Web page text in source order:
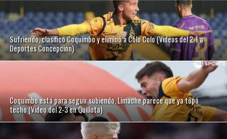
Sufriendo, clasificó Coquimbo y eliminó a Colo Colo (Videos del 2-1 a
Deportes Concepcion)
Coquimbo está para seguir subiendo, Limache parece que ya topó
techo (Video del 2-3 en Quillota)